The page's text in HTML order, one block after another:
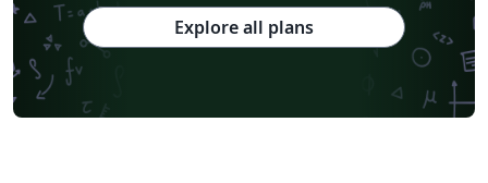
Explore all plans